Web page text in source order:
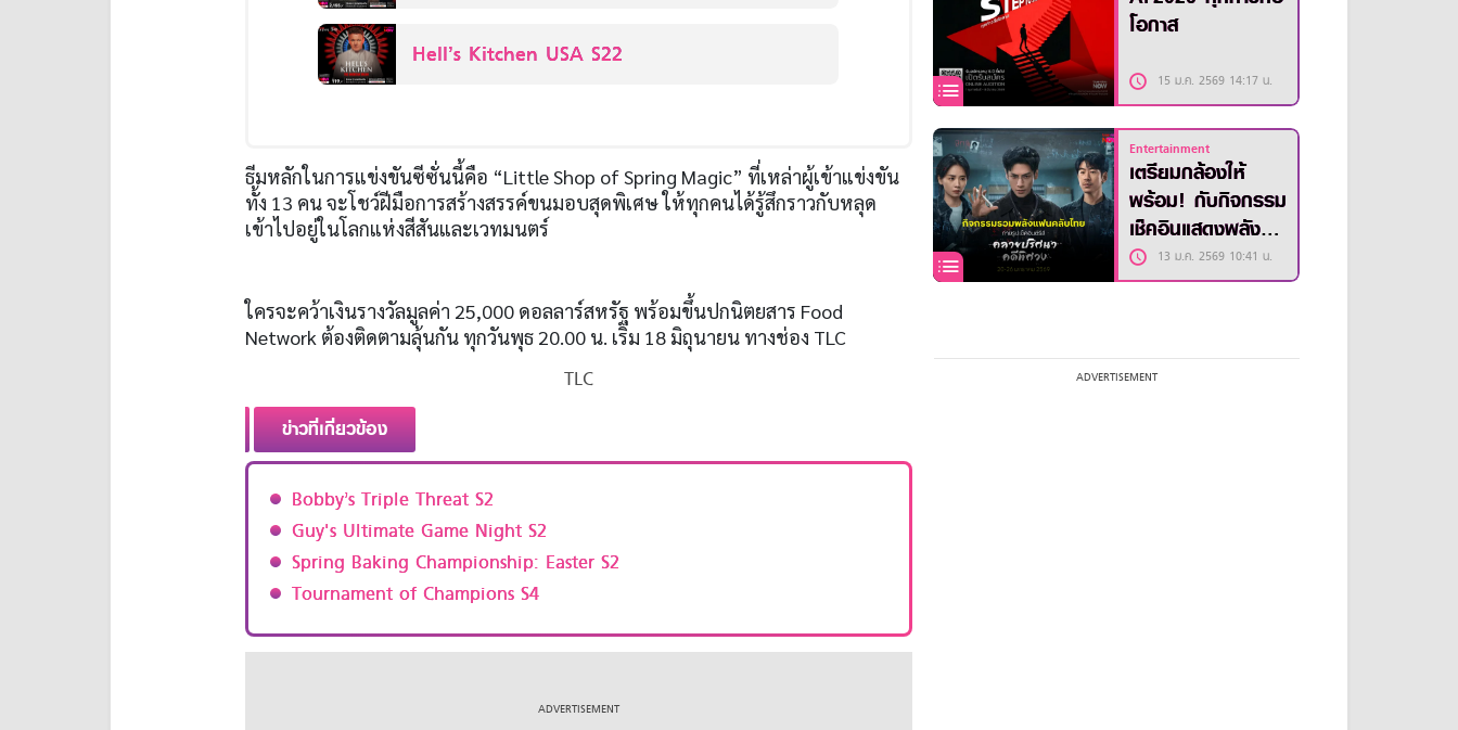
Hell’s Kitchen USA S22
ธีมหลักในการแข่งขันซีซั่นนี้คือ “Little Shop of Spring Magic” ที่เหล่าผู้เข้าแข่งขัน
ทั้ง 13 คน จะโชว์ฝีมือการสร้างสรรค์ขนมอบสุดพิเศษ ให้ทุกคนได้รู้สึกราวกับหลุด
เข้าไปอยู่ในโลกแห่งสีสันและเวทมนตร์
ใครจะคว้าเงินรางวัลมูลค่า 25,000 ดอลลาร์สหรัฐ พร้อมขึ้นปกนิตยสาร Food
Network ต้องติดตามลุ้นกัน ทุกวันพุธ 20.00 น. เริ่ม 18 มิถุนายน ทางช่อง TLC
TLC
ข่าวที่เกี่ยวข้อง
Bobby’s Triple Threat S2
Guy's Ultimate Game Night S2
Spring Baking Championship: Easter S2
Tournament of Champions S4
โอกาส
15 ม.ค. 2569 14:17 น.
Entertainment
เตรียมกล้องให้
พร้อม! กับกิจกรรม
เช็คอินแสดงพลัง ซี
รีส์ “The Truth
Within”
13 ม.ค. 2569 10:41 น.